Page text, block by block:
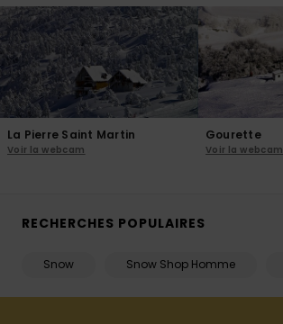
La Pierre Saint Martin
Voir la webcam
Gourette
Voir la webcam
RECHERCHES POPULAIRES
Snow Snow Shop Homme